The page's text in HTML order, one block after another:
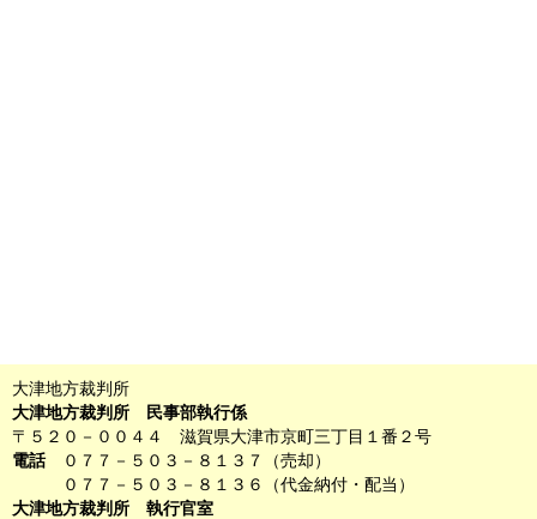
大津地方裁判所
大津地方裁判所 民事部執行係
〒５２０－００４４ 滋賀県大津市京町三丁目１番２号
電話０７７－５０３－８１３７（売却）
０７７－５０３－８１３６（代金納付・配当）
大津地方裁判所 執行官室